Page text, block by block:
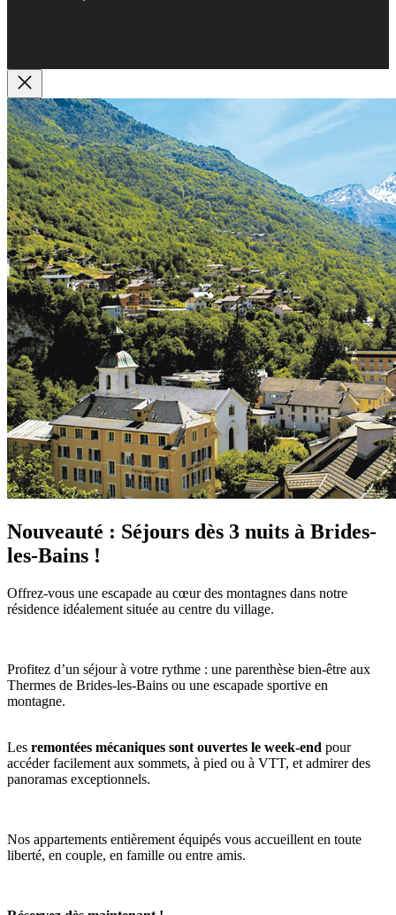
Nouveauté : Séjours dès 3 nuits à Brides-
les-Bains !
Offrez-vous une escapade au cœur des montagnes dans notre
résidence idéalement située au centre du village.
Profitez d’un séjour à votre rythme : une parenthèse bien-être aux
Thermes de Brides-les-Bains ou une escapade sportive en
montagne.
Les remontées mécaniques sont ouvertes le week-end pour
accéder facilement aux sommets, à pied ou à VTT, et admirer des
panoramas exceptionnels.
Nos appartements entièrement équipés vous accueillent en toute
liberté, en couple, en famille ou entre amis.